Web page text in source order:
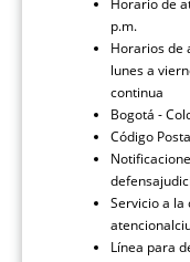
Horario de
p.m.
Horarios de
lunes a
continua
Bogotá -
Código
Servicio a la
Línea para